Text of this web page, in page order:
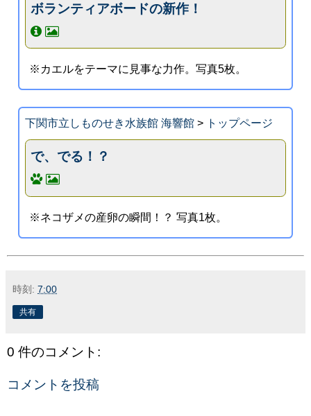
ボランティアボードの新作！
※カエルをテーマに見事な力作。写真5枚。
下関市立しものせき水族館 海響館> トップページ
で、でる！？
※ネコザメの産卵の瞬間！？ 写真1枚。
時刻: 7:00
共有
0 件のコメント:
コメントを投稿